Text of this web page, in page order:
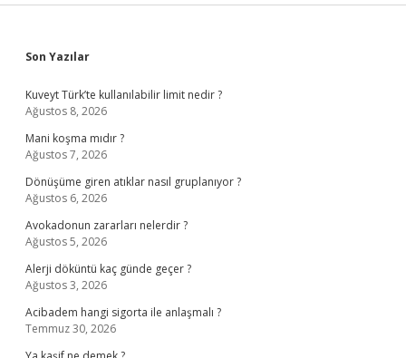
Sidebar
Son Yazılar
Kuveyt Türk’te kullanılabilir limit nedir ?
Ağustos 8, 2026
Mani koşma mıdır ?
Ağustos 7, 2026
Dönüşüme giren atıklar nasıl gruplanıyor ?
Ağustos 6, 2026
Avokadonun zararları nelerdir ?
Ağustos 5, 2026
Alerji döküntü kaç günde geçer ?
Ağustos 3, 2026
Acibadem hangi sigorta ile anlaşmalı ?
Temmuz 30, 2026